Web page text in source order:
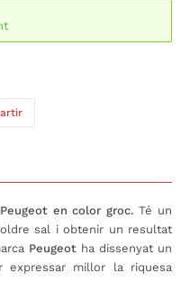
en color groc. Té un
sal i obtenir un resultat
Peugeot ha dissenyat un
expressar millor la riquesa